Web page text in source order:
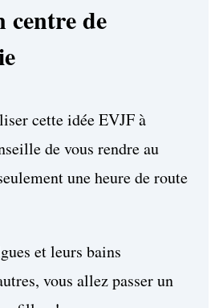
centre de
cette idée EVJF à
de vous rendre au
une heure de route
et leurs bains
vous allez passer un